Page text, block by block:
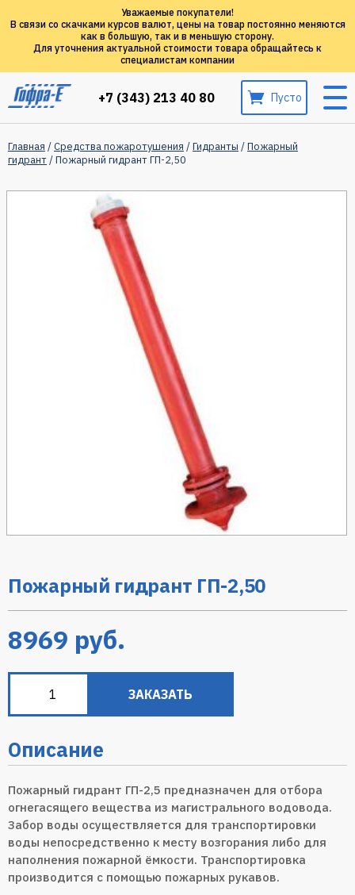
Уважаемые покупатели!
В связи со скачками курсов валют, цены на товар постоянно меняются
как в большую, так и в меньшую сторону.
Для уточнения актуальной стоимости товара обращайтесь к
специалистам компании
+7 (343) 213 40 80 Пусто
Главная /Средства пожаротушения /Гидранты /Пожарный
гидрант/ Пожарный гидрант ГП-2,50
Пожарный гидрант ГП-2,50
8969 руб.
ЗАКАЗАТЬ
Описание
Пожарный гидрант ГП-2,5 предназначен для отбора
огнегасящего вещества из магистрального водовода.
Забор воды осуществляется для транспортировки
воды непосредственно к месту возгорания либо для
наполнения пожарной ёмкости. Транспортировка
производится с помощью пожарных рукавов.